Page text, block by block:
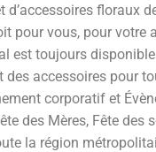
d’accessoires floraux
pour vous, pour
est toujours
accessoires pour
corporatif et
des Mères, Fête
la région